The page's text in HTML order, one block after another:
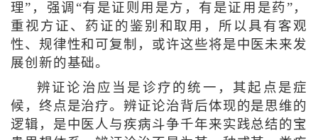
理”，强调“有是证则用是方，有是证用是药”，
重视方证、药证的鉴别和取用，所以具有客观
性、规律性和可复制，或许这些将是中医未来发
展创新的基础。
辨证论治应当是诊疗的统一，其起点是症
候，终点是治疗。辨证论治背后体现的是思维的
逻辑，是中医人与疾病斗争千年来实践总结的宝